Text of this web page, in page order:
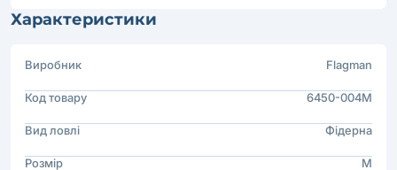
Характеристики
Виробник Flagman
Код товару 6450-004M
Вид ловлі Фідерна
Розмір M